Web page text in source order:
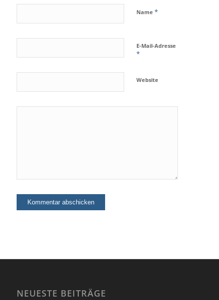
Name *
E-Mail-Adresse
*
Website
NEUESTE BEITRÄGE